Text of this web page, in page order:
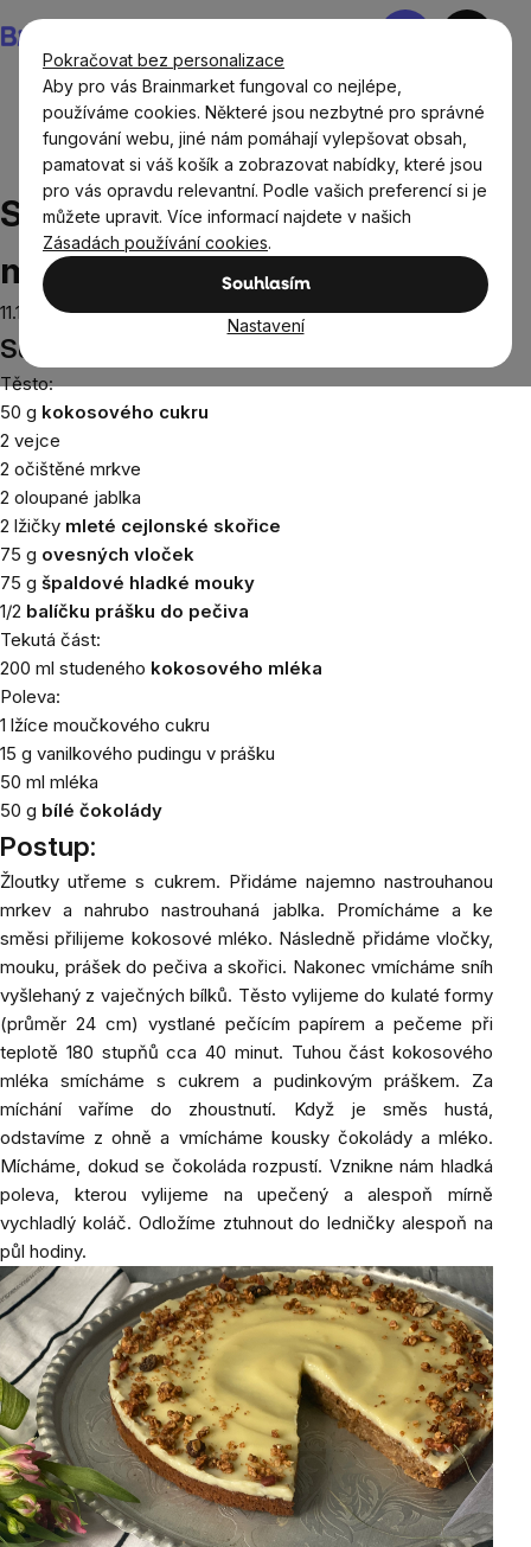
Pokračovat bez personalizace
Aby pro vás Brainmarket fungoval co nejlépe,
používáme cookies. Některé jsou nezbytné pro správné
fungování webu, jiné nám pomáhají vylepšovat obsah,
pamatovat si váš košík a zobrazovat nabídky, které jsou
pro vás opravdu relevantní. Podle vašich preferencí si je
můžete upravit. Více informací najdete v našich
Zásadách používání cookies.
Souhlasím
Nastavení
na
obsah
Nákupní
Recepty Sladké recepty
Skořicový koláč s kokosovým
mlékem
Skořicový koláč s kokosovým
mlékem
11.10.2022
Suroviny:
Těsto:
50 g kokosového cukru
2 vejce
2 očištěné mrkve
2 oloupané jablka
2 lžičky mleté cejlonské skořice
75 g ovesných vloček
75 g špaldové hladké mouky
1/2 balíčku prášku do pečiva
Tekutá část:
200 ml studeného kokosového mléka
Poleva:
1 lžíce moučkového cukru
15 g vanilkového pudingu v prášku
50 ml mléka
50 g bílé čokolády
Postup:
Žloutky utřeme s cukrem. Přidáme najemno nastrouhanou
mrkev a nahrubo nastrouhaná jablka. Promícháme a ke
směsi přilijeme kokosové mléko. Následně přidáme vločky,
mouku, prášek do pečiva a skořici. Nakonec vmícháme sníh
vyšlehaný z vaječných bílků. Těsto vylijeme do kulaté formy
(průměr 24 cm) vystlané pečícím papírem a pečeme při
teplotě 180 stupňů cca 40 minut. Tuhou část kokosového
mléka smícháme s cukrem a pudinkovým práškem. Za
míchání vaříme do zhoustnutí. Když je směs hustá,
odstavíme z ohně a vmícháme kousky čokolády a mléko.
Mícháme, dokud se čokoláda rozpustí. Vznikne nám hladká
poleva, kterou vylijeme na upečený a alespoň mírně
vychladlý koláč. Odložíme ztuhnout do ledničky alespoň na
půl hodiny.